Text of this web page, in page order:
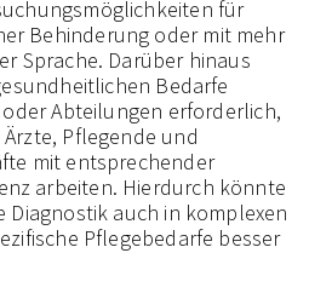
für
Behinderung oder mit mehr
Sprache. Darüber hinaus
Bedarfe
Abteilungen erforderlich,
Pflegende und
mit entsprechender
arbeiten. Hierdurch könnte
Diagnostik auch in komplexen
Pflegebedarfe besser